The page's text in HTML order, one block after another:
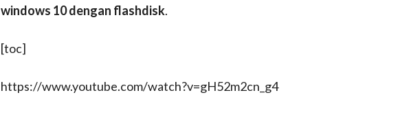
windows 10 dengan flashdisk.
[toc]
https://www.youtube.com/watch?v=gH52m2cn_g4